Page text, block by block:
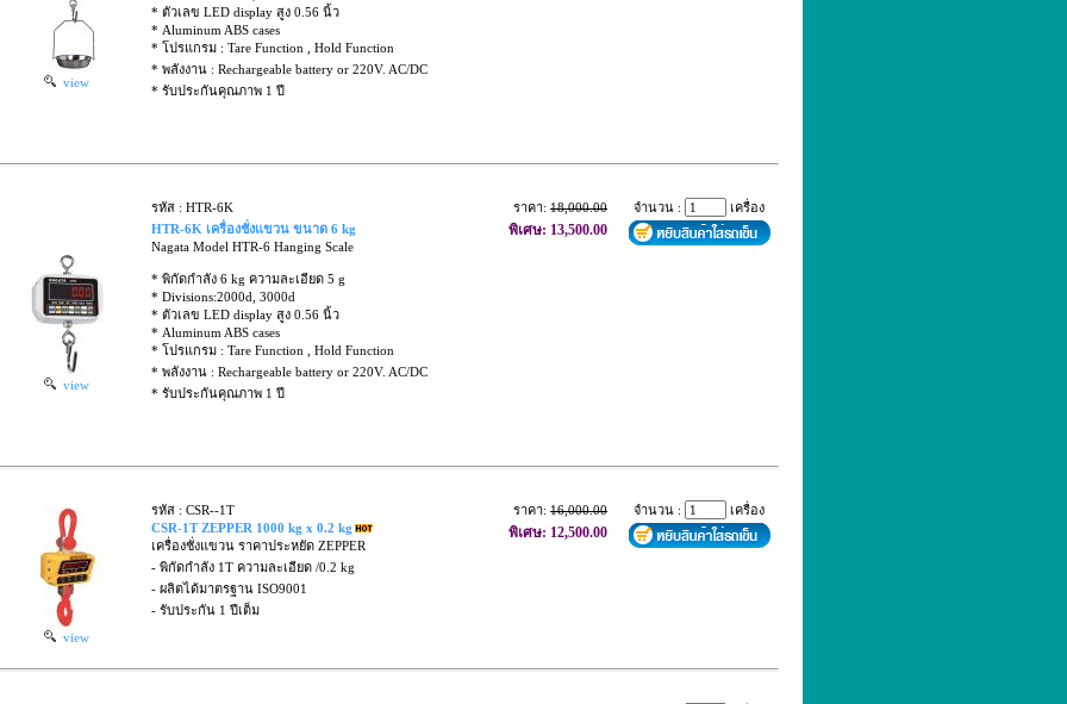
view
* ตัวเลข LED display สูง 0.56 นิ้ว
* Aluminum ABS cases
* โปรแกรม : Tare Function , Hold Function
* พลังงาน : Rechargeable battery or 220V. AC/DC
* รับประกันคุณภาพ 1 ปี
view
รหัส : HTR-6K
HTR-6K เครื่องชั่งแขวน ขนาด 6 kg
Nagata Model HTR-6 Hanging Scale
* พิกัดกำลัง 6 kg ความละเอียด 5 g
* Divisions:2000d, 3000d
* ตัวเลข LED display สูง 0.56 นิ้ว
* Aluminum ABS cases
* โปรแกรม : Tare Function , Hold Function
* พลังงาน : Rechargeable battery or 220V. AC/DC
* รับประกันคุณภาพ 1 ปี
ราคา: 18,000.00
พิเศษ: 13,500.00
จำนวน : เครื่อง
view
รหัส : CSR--1T
CSR-1T ZEPPER 1000 kg x 0.2 kg
เครื่องชั่งแขวน ราคาประหยัด ZEPPER
- พิกัดกำลัง 1T ความละเอียด /0.2 kg
- ผลิตได้มาตรฐาน ISO9001
- รับประกัน 1 ปีเต็ม
ราคา: 16,000.00
พิเศษ: 12,500.00
จำนวน : เครื่อง